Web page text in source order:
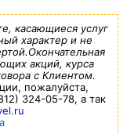
касающиеся услуг
характер и не
акций, курса
с Клиентом.
пожалуйста,
324-05-78, а так